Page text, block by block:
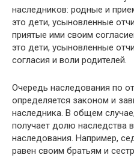
наследников: родные и
это дети, усыновленные
приятые ими своим
это дети, усыновленные
согласия и воли родителей.
Очередь наследования по
определяется законом и
наследника. В общем
получает долю наследства
наследования. Например,
равен своим братьям и